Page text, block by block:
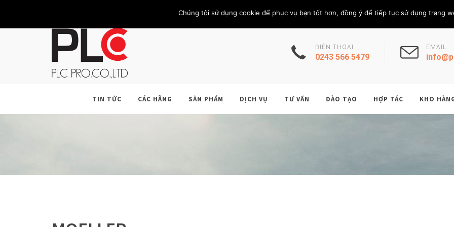
KHÁCH HÀNG LIÊN HỆ THÀNH VIÊN Thứ Năm, 6/8/
ĐIỆN THOẠI
0243 566 5479
EMAIL
TIN TỨC CÁC HÃNG SẢN PHẨM DỊCH VỤ TƯ VẤN ĐÀO TẠO HỢP TÁC KHO
Chúng tôi sử dụng cookie để phục vụ bạn tốt hơn, đồng ý để tiếp tục sử dụng trang